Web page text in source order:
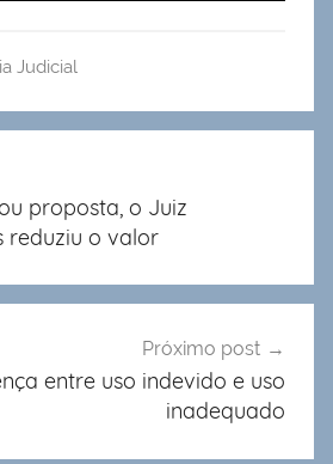
Judicial
proposta, o Juiz
reduziu o valor
Próximo post
entre uso indevido e uso
inadequado